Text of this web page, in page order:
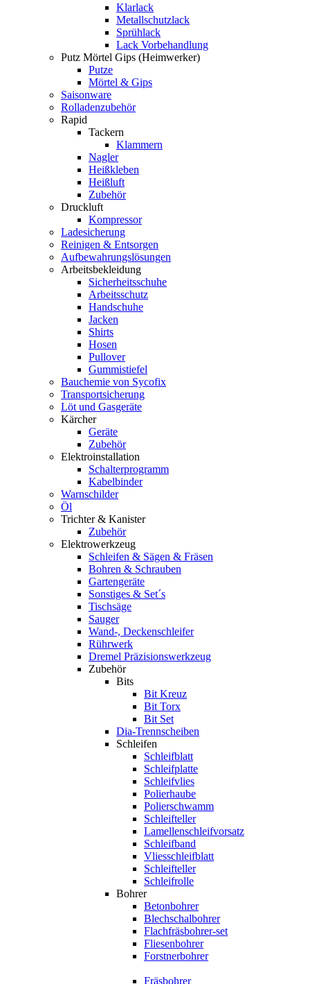
Klarlack
Metallschutzlack
Sprühlack
Lack Vorbehandlung
Putz Mörtel Gips (Heimwerker)
Putze
Mörtel & Gips
Saisonware
Rolladenzubehör
Rapid
Tackern
Klammern
Nagler
Heißkleben
Heißluft
Zubehör
Druckluft
Kompressor
Ladesicherung
Reinigen & Entsorgen
Aufbewahrungslösungen
Arbeitsbekleidung
Sicherheitsschuhe
Arbeitsschutz
Handschuhe
Jacken
Shirts
Hosen
Pullover
Gummistiefel
Bauchemie von Sycofix
Transportsicherung
Löt und Gasgeräte
Kärcher
Geräte
Zubehör
Elektroinstallation
Schalterprogramm
Kabelbinder
Warnschilder
Öl
Trichter & Kanister
Zubehör
Elektrowerkzeug
Schleifen & Sägen & Fräsen
Bohren & Schrauben
Gartengeräte
Sonstiges & Set´s
Tischsäge
Sauger
Wand-, Deckenschleifer
Rührwerk
Dremel Präzisionswerkzeug
Zubehör
Bits
Bit Kreuz
Bit Torx
Bit Set
Dia-Trennscheiben
Schleifen
Schleifblatt
Schleifplatte
Schleifvlies
Polierhaube
Polierschwamm
Schleifteller
Lamellenschleifvorsatz
Schleifband
Vliesschleifblatt
Schleifteller
Schleifrolle
Bohrer
Betonbohrer
Blechschalbohrer
Flachfräsbohrer-set
Fliesenbohrer
Forstnerbohrer
Fräsbohrer